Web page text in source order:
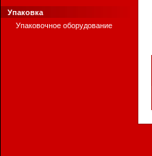
Упаковка
Упаковочное оборудование